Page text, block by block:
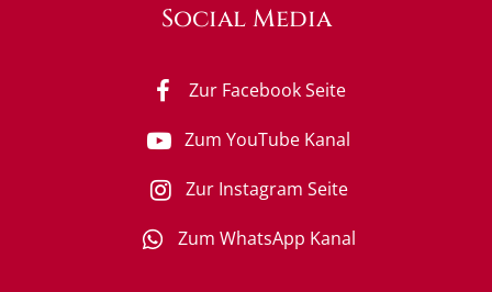
Social Media
Zur Facebook Seite
Zum YouTube Kanal
Zur Instagram Seite
Zum WhatsApp Kanal